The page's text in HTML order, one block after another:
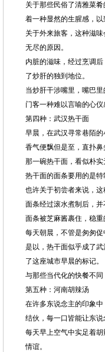
关于那些民俗了清雅菜
着一种显然的生腥感，以
关于外来旅客，这种滋
无尽的原因。
内脏的滋味，经过烹调
了炒肝的独到地位。
当炒肝干涉嘴里，嘴巴
门客一种难以言喻的心仪
第四种：武汉热干面
早晨，在武汉寻常巷陌
香气便飘但是至，直扑鼻
那一碗热干面，看似朴实
热干面的面条要用的是
也许关于初尝者来说，
面条经过滚水煮制后，
面条被芝麻酱裹住，稳
每天朝晨，不管是匆匆
是以，热干面似乎成了
了这座城市早晨的标记。
与那些当代化的快餐不
第五种：河南胡辣汤
在许多东说念主的印象
结伙，每一口皆能让东说
每天早上空气中实足着
情谊。